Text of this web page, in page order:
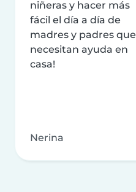
niñeras y hacer más
fácil el día a día de
madres y padres que
necesitan ayuda en
casa!
Nerina